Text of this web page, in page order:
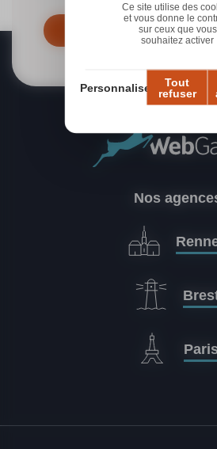
Contactez-nous dès
Nos
Ce site utilise des
et vous donne le
sur ceux que vous
souhaitez activer
Tout
refuser
Personnaliser